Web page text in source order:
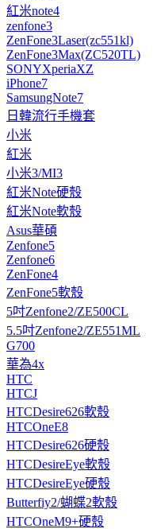
紅米note4
zenfone3
ZenFone3Laser(zc551kl)
ZenFone3Max(ZC520TL)
SONYXperiaXZ
iPhone7
SamsungNote7
日韓流行手機套
小米
紅米
小米3/MI3
紅米Note硬殼
紅米Note軟殼
Asus華碩
Zenfone5
Zenfone6
ZenFone4
ZenFone5軟殼
5吋Zenfone2/ZE500CL
5.5吋Zenfone2/ZE551ML
G700
華為4x
HTC
HTCJ
HTCDesire626軟殼
HTCOneE8
HTCDesire626硬殼
HTCDesireEye軟殼
HTCDesireEye硬殼
Butterfiy2/蝴蝶2軟殼
HTCOneM9+硬殼